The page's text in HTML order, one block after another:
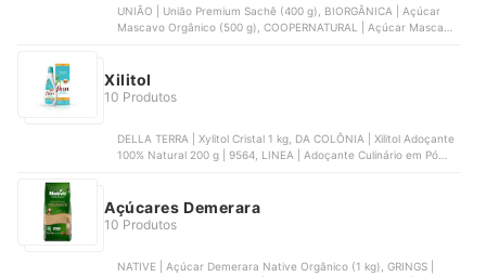
UNIÃO | União Premium Sachê (400 g), BIORGÂNICA | Açúcar
Mascavo Orgânico (500 g), COOPERNATURAL | Açúcar Mascavo
SPICES | Açúcar Mascavo Bombay Herbs & Spices (1 kg)
Xilitol
10 Produtos
DELLA TERRA | Xylitol Cristal 1 kg, DA COLÔNIA | Xilitol Adoçante
100% Natural 200 g | 9564, LINEA | Adoçante Culinário em Pó
Açúcares Demerara
10 Produtos
NATIVE | Açúcar Demerara Native Orgânico (1 kg), GRINGS |